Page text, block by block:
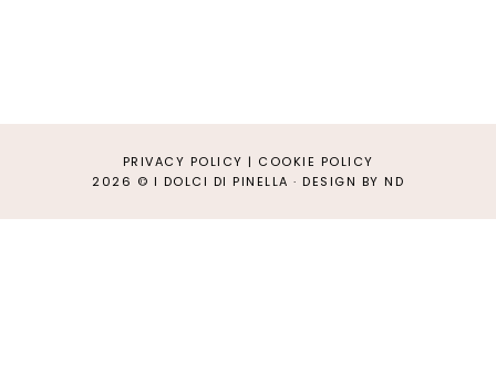
PRIVACY POLICY | COOKIE POLICY
2026 © I DOLCI DI PINELLA · DESIGN BY ND